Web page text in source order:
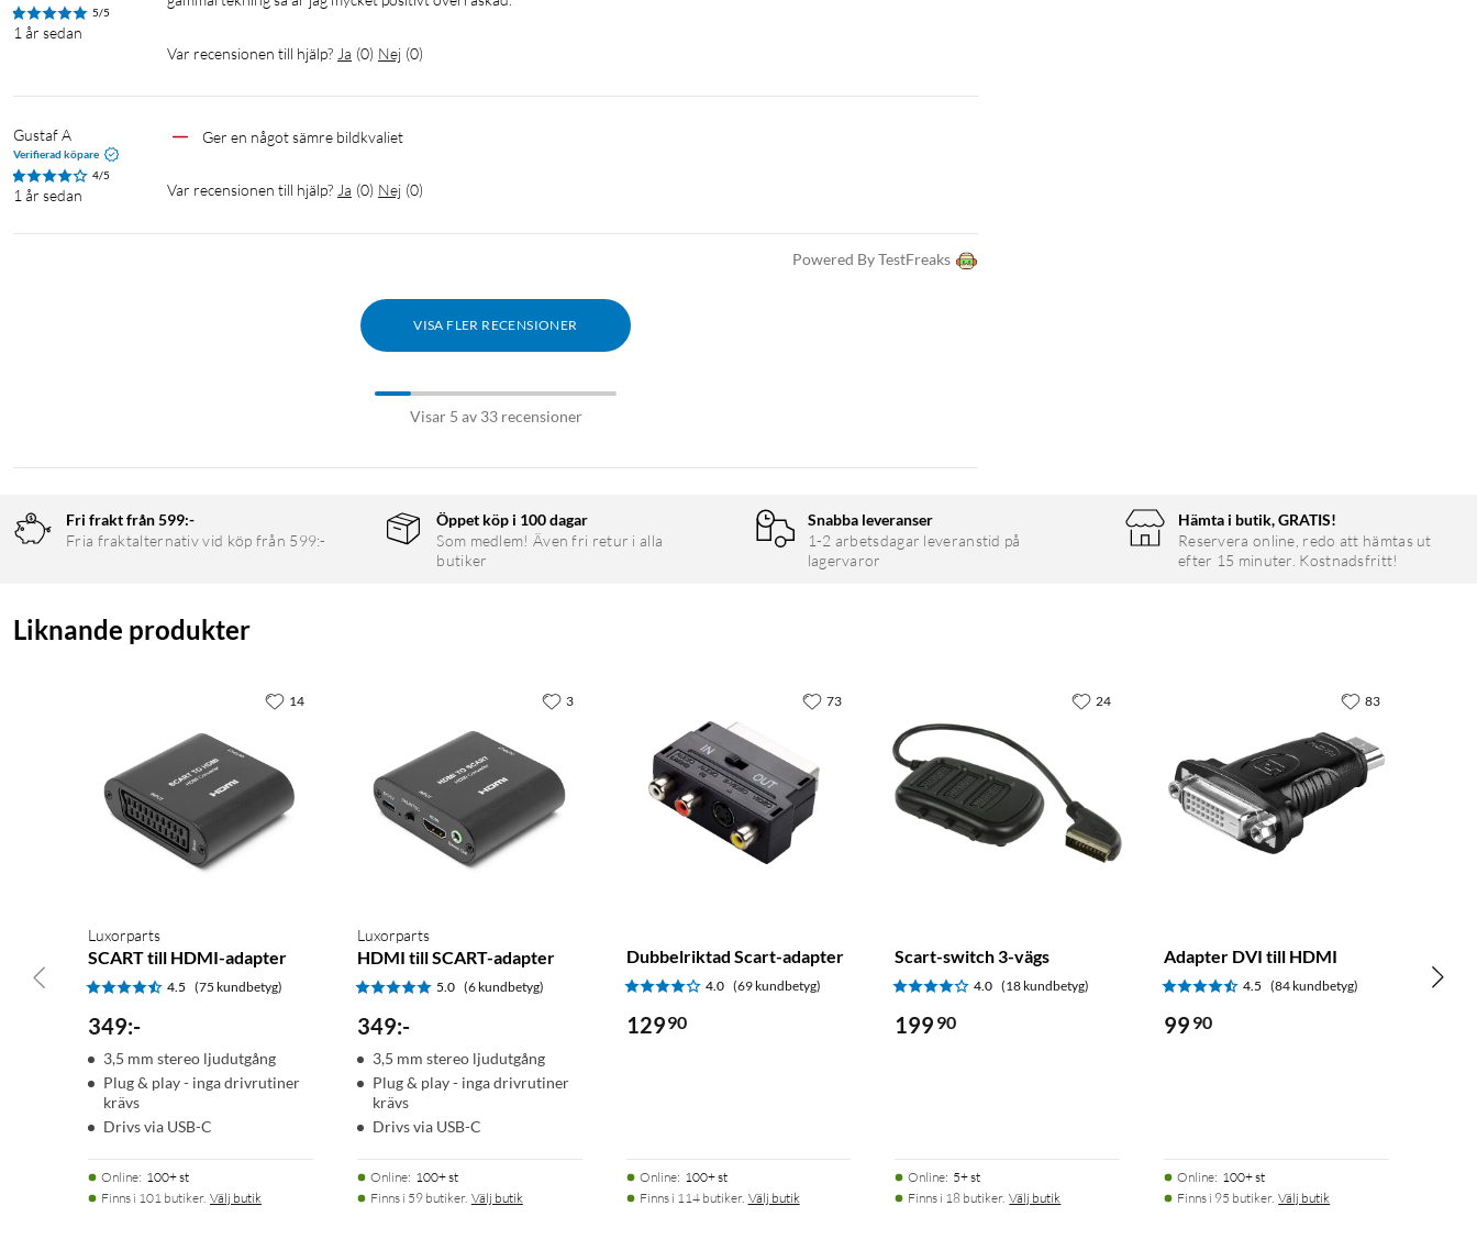
5/5
1 år sedan
Var recensionen till hjälp? Ja (0) Nej (0)
Gustaf A
Verifierad köpare
4/5
1 år sedan
Ger en något sämre bildkvaliet
Var recensionen till hjälp? Ja (0) Nej (0)
Powered By TestFreaks
VISA FLER RECENSIONER
Visar 5 av 33 recensioner
Fri frakt från 599:-
Fria fraktalternativ vid köp från 599:-
Öppet köp i 100 dagar
Som medlem! Även fri retur i alla
butiker
Snabba leveranser
1-2 arbetsdagar leveranstid på
lagervaror
Hämta i butik, GRATIS!
Reservera online, redo att hämtas ut
efter 15 minuter. Kostnadsfritt!
Liknande produkter
Luxorparts
SCART till HDMI-adapter
4.5 (75 kundbetyg)
349:-
3,5 mm stereo ljudutgång
Plug & play - inga drivrutiner
krävs
Drivs via USB-C
Online: 100+ st
Finns i 101 butiker. Välj butik
14
Luxorparts
HDMI till SCART-adapter
5.0 (6 kundbetyg)
349:-
3,5 mm stereo ljudutgång
Plug & play - inga drivrutiner
krävs
Drivs via USB-C
Online: 100+ st
Finns i 59 butiker. Välj butik
3
Dubbelriktad Scart-adapter
4.0 (69 kundbetyg)
12990
Online: 100+ st
Finns i 114 butiker. Välj butik
73
Scart-switch 3-vägs
4.0 (18 kundbetyg)
199 90
Online: 5+ st
Finns i 18 butiker. Välj butik
24
Adapter DVI till HDMI
4.5 (84 kundbetyg)
99 90
Online: 100+ st
Finns i 95 butiker. Välj butik
83